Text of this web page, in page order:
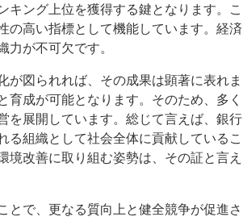
キング上位を獲得する鍵となります。こ
の高い指標として機能しています。経済
が不可欠です。
が図られれば、その成果は顕著に表れま
成が可能となります。そのため、多く
を展開しています。総じて言えば、銀行
る組織として社会全体に貢献しているこ
境改善に取り組む姿勢は、その証と言え
とで、更なる質向上と健全競争が促進さ